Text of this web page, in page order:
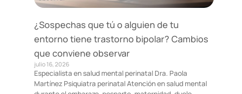
¿Sospechas que tú o alguien de tu
entorno tiene trastorno bipolar? Cambios
que conviene observar
julio 16, 2026
Especialista en salud mental perinatal Dra. Paola
Martínez Psiquiatra perinatal Atención en salud mental